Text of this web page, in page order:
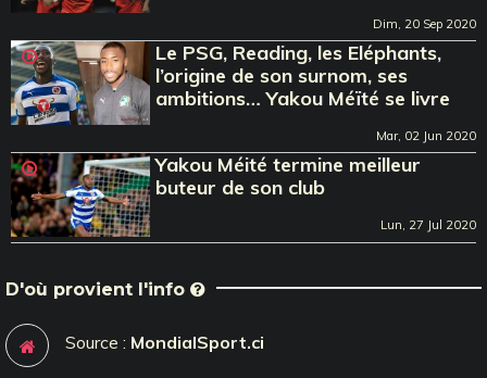
Dim, 20 Sep 2020
Le PSG, Reading, les Eléphants,
l’origine de son surnom, ses
ambitions… Yakou Méïté se livre
Mar, 02 Jun 2020
Yakou Méité termine meilleur
buteur de son club
Lun, 27 Jul 2020
D'où provient l'info
Source : MondialSport.ci